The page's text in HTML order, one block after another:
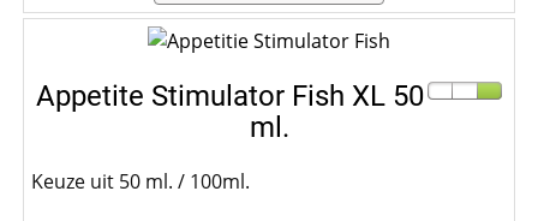
Appetite Stimulator Fish XL 50
ml.
Keuze uit 50 ml. / 100ml.